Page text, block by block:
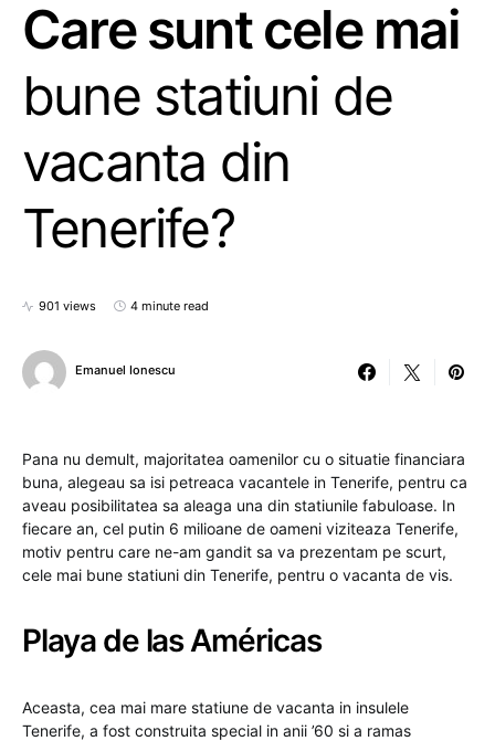
Care sunt cele mai
bune statiuni de
vacanta din
Tenerife?
901 views 4 minute read
Emanuel Ionescu
Pana nu demult, majoritatea oamenilor cu o situatie financiara
buna, alegeau sa isi petreaca vacantele in Tenerife, pentru ca
aveau posibilitatea sa aleaga una din statiunile fabuloase. In
fiecare an, cel putin 6 milioane de oameni viziteaza Tenerife,
motiv pentru care ne-am gandit sa va prezentam pe scurt,
cele mai bune statiuni din Tenerife, pentru o vacanta de vis.
Playa de las Américas
Aceasta, cea mai mare statiune de vacanta in insulele
Tenerife, a fost construita special in anii ’60 si a ramas